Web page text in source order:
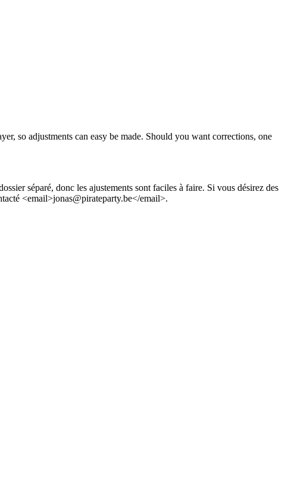
so adjustments can easy be made. Should you want corrections, one
séparé, donc les ajustements sont faciles à faire. Si vous désirez des
<email>jonas@pirateparty.be</email>.